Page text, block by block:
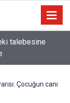
talebesine
Çocuğun canı